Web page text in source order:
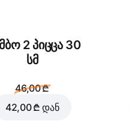
2 პიცცა 30
სმ
46,00 ₾
42,00 ₾ დან